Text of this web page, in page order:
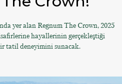
yer alan Regnum The Crown, 2025
hayallerinin gerçekleştiği
tatil deneyimini sunacak.